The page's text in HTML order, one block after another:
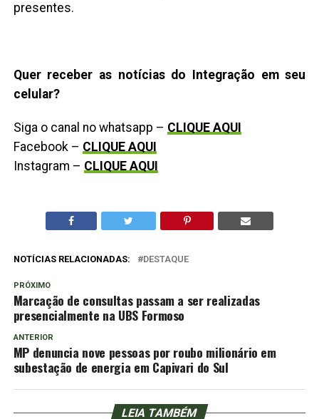
presentes.
Quer receber as notícias do Integração em seu
celular?
Siga o canal no whatsapp – CLIQUE AQUI
Facebook – CLIQUE AQUI
Instagram – CLIQUE AQUI
NOTÍCIAS RELACIONADAS: DESTAQUE
PRÓXIMO
Marcação de consultas passam a ser realizadas
presencialmente na UBS Formoso
ANTERIOR
MP denuncia nove pessoas por roubo milionário em
subestação de energia em Capivari do Sul
LEIA TAMBÉM